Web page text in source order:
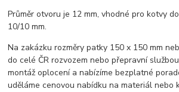
Průměr otvoru je 12 mm, vhodné pro kotvy
10/10 mm.
Na zakázku rozměry patky 150 x 150 mm
do celé ČR rozvozem nebo přepravní
montáž oplocení a nabízíme bezplatné
uděláme cenovou nabídku na materiál nebo